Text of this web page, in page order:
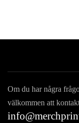
Om du har några
välkommen att